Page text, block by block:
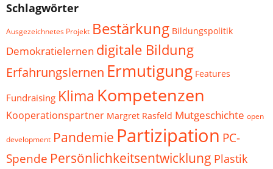
Schlagwörter
Ausgezeichnetes Projekt Bestärkung Bildungspolitik
Demokratielernen digitale Bildung
Erfahrungslernen Ermutigung Features
Fundraising Klima Kompetenzen
Kooperationspartner Margret Rasfeld Mutgeschichte open
development Pandemie Partizipation PC-
Spende Persönlichkeitsentwicklung Plastik